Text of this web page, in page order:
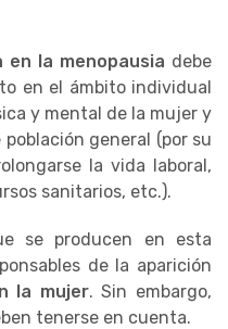
en la menopausia debe
en el ámbito individual
y mental de la mujer y
general (por su
la vida laboral,
sanitarios, etc.).
se producen en esta
de la aparición
la mujer. Sin embargo,
tenerse en cuenta.